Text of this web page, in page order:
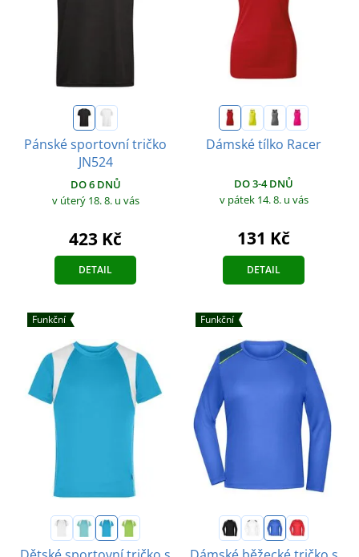
Pánské sportovní tričko
JN524
DO 6 DNŮ
v úterý 18. 8. u vás
423 Kč
DETAIL
Dámské tílko Racer
DO 3-4 DNŮ
v pátek 14. 8. u vás
131 Kč
DETAIL
Funkční Funkční